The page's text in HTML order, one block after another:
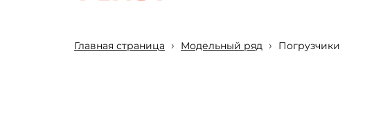
Главная страница › Модельный ряд › Погрузчики